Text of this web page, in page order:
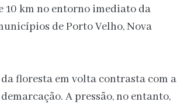
10 km no entorno imediato da
de Porto Velho, Nova
floresta em volta contrasta com a
A pressão, no entanto,